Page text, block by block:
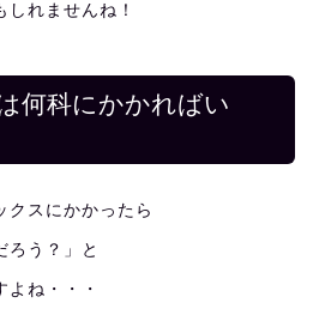
れませんね！
何科にかかればい
クスにかかったら
ろう？」と
よね・・・